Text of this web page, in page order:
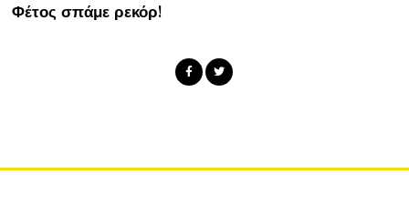
Φέτος σπάμε ρεκόρ!